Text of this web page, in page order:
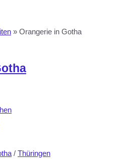
» Orangerie in Gotha
/ Thüringen